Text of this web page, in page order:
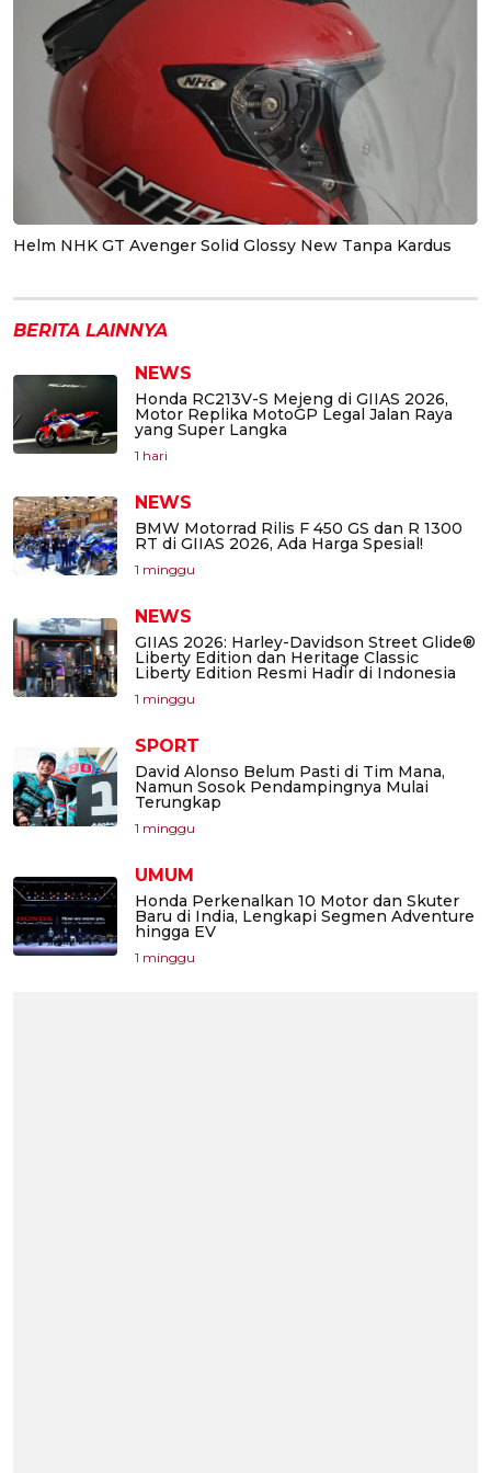
Helm NHK GT Avenger Solid Glossy New Tanpa Kardus
BERITA LAINNYA
NEWS
Honda RC213V-S Mejeng di GIIAS 2026,
Motor Replika MotoGP Legal Jalan Raya
yang Super Langka
1 hari
NEWS
BMW Motorrad Rilis F 450 GS dan R 1300
RT di GIIAS 2026, Ada Harga Spesial!
1 minggu
NEWS
GIIAS 2026: Harley-Davidson Street Glide®
Liberty Edition dan Heritage Classic
Liberty Edition Resmi Hadir di Indonesia
1 minggu
SPORT
David Alonso Belum Pasti di Tim Mana,
Namun Sosok Pendampingnya Mulai
Terungkap
1 minggu
UMUM
Honda Perkenalkan 10 Motor dan Skuter
Baru di India, Lengkapi Segmen Adventure
hingga EV
1 minggu